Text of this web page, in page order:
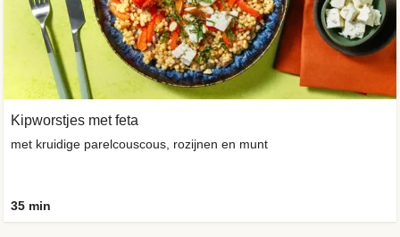
Kipworstjes met feta
met kruidige parelcouscous, rozijnen en munt
35 min